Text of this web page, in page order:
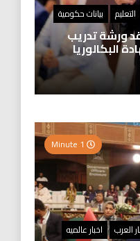
التعليم بيانات حكومية
ورشة تدريب
البكالوريا
العرب
اخبار عالميه